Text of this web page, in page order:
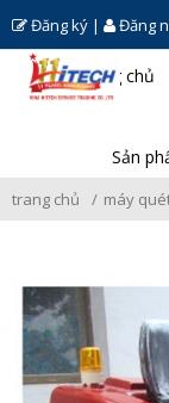
Đăng ký | Đăng
Trang chủ
Sản
trang chủ máy quét